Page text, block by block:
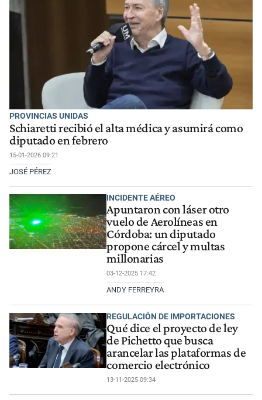
PROVINCIAS UNIDAS
Schiaretti recibió el alta médica y asumirá como
diputado en febrero
15-01-2026 09:21
JOSÉ PÉREZ
INCIDENTE AÉREO
Apuntaron con láser otro
vuelo de Aerolíneas en
Córdoba: un diputado
propone cárcel y multas
millonarias
03-12-2025 17:42
ANDY FERREYRA
REGULACIÓN DE IMPORTACIONES
Qué dice el proyecto de ley
de Pichetto que busca
arancelar las plataformas de
comercio electrónico
13-11-2025 09:34